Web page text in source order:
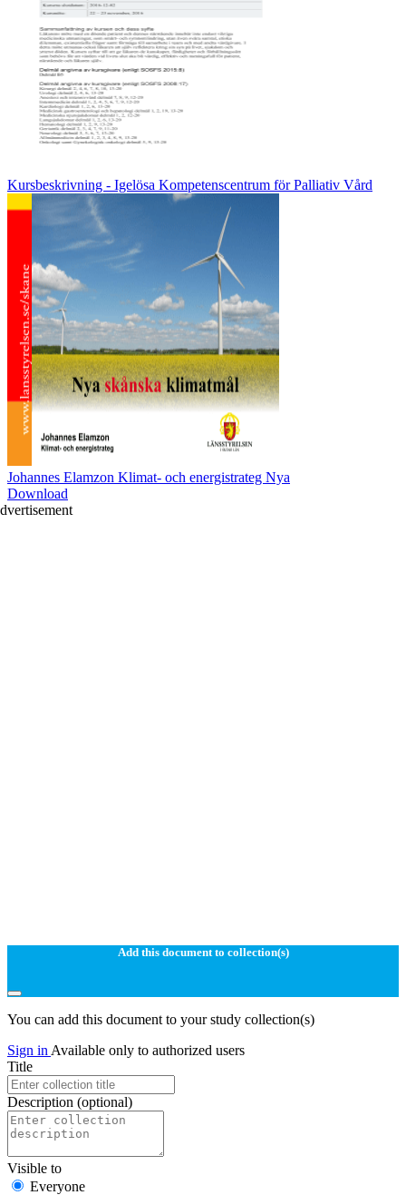
Kursbeskrivning - Igelösa Kompetenscentrum för Palliativ Vård
Johannes Elamzon Klimat- och energistrateg Nya
Download
Add this document to collection(s)
You can add this document to your study collection(s)
Sign in Available only to authorized users
Title
Description (optional)
Visible to
Everyone